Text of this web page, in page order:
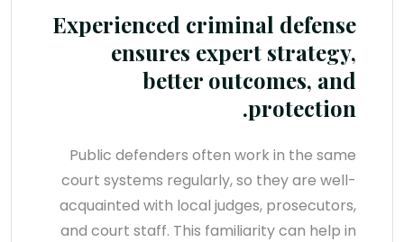
Experienced criminal defense
ensures expert strategy,
better outcomes, and
protection.
Public defenders often work in the same
court systems regularly, so they are well-
acquainted with local judges, prosecutors,
and court staff. This familiarity can help in